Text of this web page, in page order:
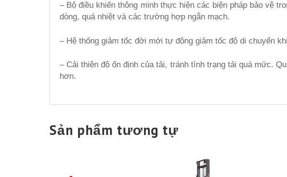
– Bộ điều khiển thông minh thực hiện các biện pháp bảo vệ
dòng, quá nhiệt và các trường hợp ngắn mạch.
– Hệ thống giảm tốc đời mới tự động giảm tốc độ di chuyển
– Cải thiện độ ổn định của tải, tránh tình trạng tải quá mức.
hơn.
Sản phẩm tương tự